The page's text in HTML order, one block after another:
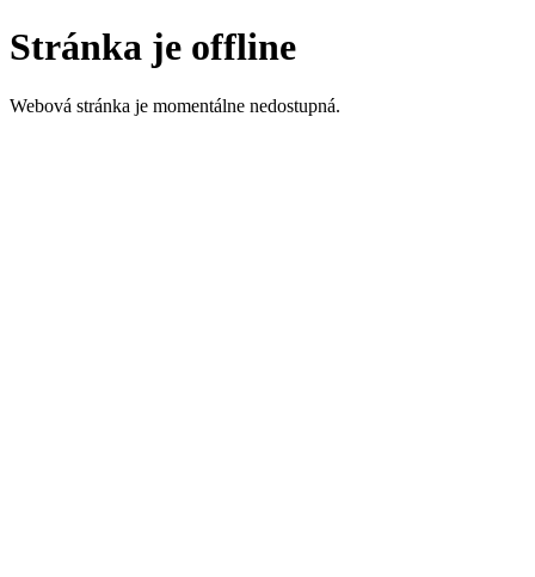
Stránka je offline
Webová stránka je momentálne nedostupná.